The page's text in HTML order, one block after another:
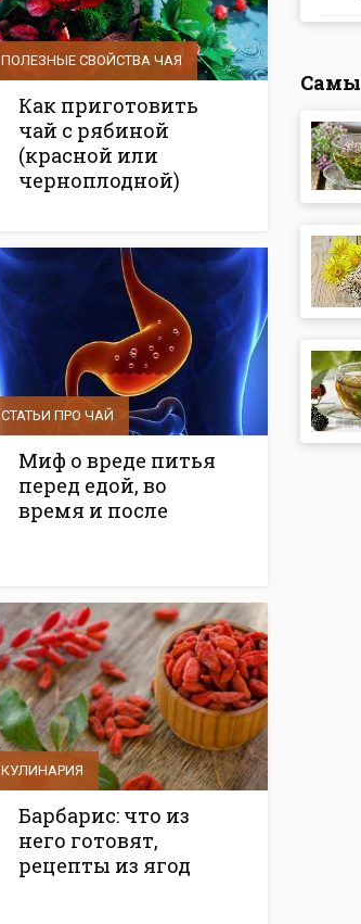
ПОЛЕЗНЫЕ СВОЙСТВА ЧАЯ
Как приготовить
чай с рябиной
(красной или
черноплодной)
СТАТЬИ ПРО ЧАЙ
Миф о вреде питья
перед едой, во
время и после
КУЛИНАРИЯ
Барбарис: что из
него готовят,
рецепты из ягод